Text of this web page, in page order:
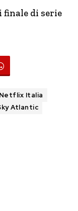
di serie
Netflix Italia
Atlantic